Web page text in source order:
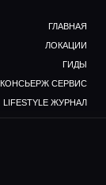
ГЛАВНАЯ
ЛОКАЦИИ
ГИДЫ
КОНСЬЕРЖ СЕРВИС
LIFESTYLE ЖУРНАЛ